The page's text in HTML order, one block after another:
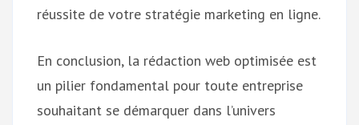
réussite de votre stratégie marketing en ligne.
En conclusion, la rédaction web optimisée est
un pilier fondamental pour toute entreprise
souhaitant se démarquer dans l’univers